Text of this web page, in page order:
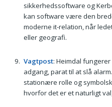
sikkerhedssoftware og
kan software være den
moderne it-relation, når
eller geografi.
Vagtpost: Heimdal
adgang, parat til at slå
stationære rolle og
hvorfor det er et naturligt